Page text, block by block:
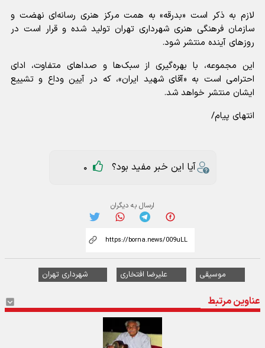
لازم به ذکر است «بدرقه» به همت مرکز هنری رسانه‌ای نهضت و
سازمان فرهنگی هنری شهرداری تهران تولید شده و قرار است در
روز‌های آینده منتشر شود.
این مجموعه، با بهره‌گیری از سبک‌ها و صدا‌های متفاوت، ادای
احترامی است به «آقای شهید ایران»، که در آیین وداع و تشییع
ایشان منتشر خواهد شد.
انتهای پیام/
آیا این خبر مفید بود؟ 0
ارسال به دیگران
موسیقی علیرضا افتخاری شهرداری تهران
عناوین مرتبط